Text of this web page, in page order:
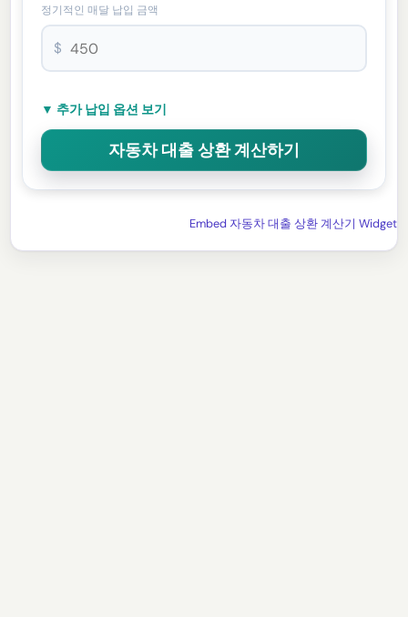
정기적인 매달 납입 금액
$
▼ 추가 납입 옵션 보기
Embed 자동차 대출 상환 계산기 Widget